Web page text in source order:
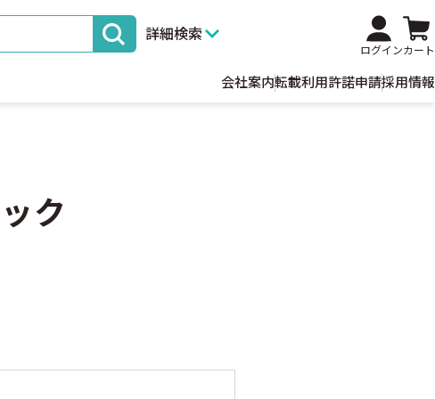
詳細検索
ログインカート
会社案内転載利用許諾申請採用情報
ク